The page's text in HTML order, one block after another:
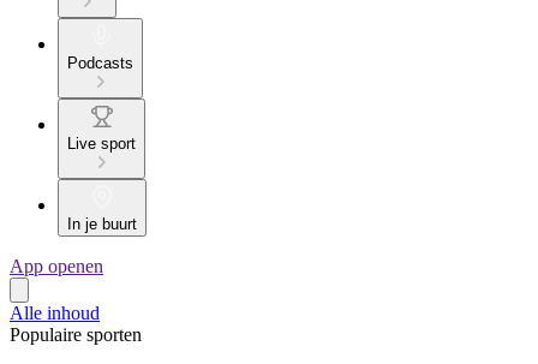
Podcasts
Live sport
In je buurt
App openen
Alle inhoud
Populaire sporten